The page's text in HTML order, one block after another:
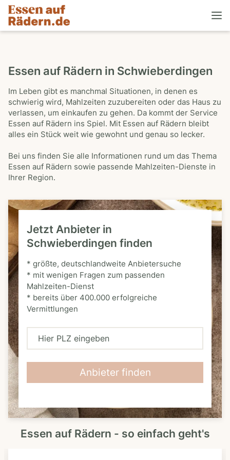
Essen auf Rädern in Schwieberdingen
Im Leben gibt es manchmal Situationen, in denen es
schwierig wird, Mahlzeiten zuzubereiten oder das Haus zu
verlassen, um einkaufen zu gehen. Da kommt der Service
Essen auf Rädern ins Spiel. Mit Essen auf Rädern bleibt
alles ein Stück weit wie gewohnt und genau so lecker.
Bei uns finden Sie alle Informationen rund um das Thema
Essen auf Rädern sowie passende Mahlzeiten-Dienste in
Ihrer Region.
Jetzt Anbieter in
Schwieberdingen finden
* größte, deutschlandweite Anbietersuche
* mit wenigen Fragen zum passenden
Mahlzeiten-Dienst
* bereits über 400.000 erfolgreiche
Vermittlungen
H
L
Z
Anbieter finden
Essen auf Rädern - so einfach geht's